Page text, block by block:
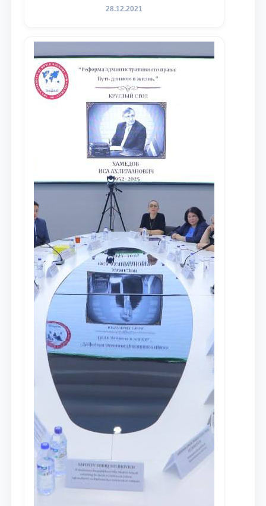
amalga oshirilayotgan islohotlar hamda
maqsadida xorijiy va mahalliy ilmiy
nashrlarda chop etilgan maqolalar
dayjesti
28.12.2021